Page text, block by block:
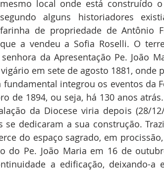
mesmo local onde está construído
segundo alguns historiadores
farinha de propriedade de Antônio
que a vendeu a Sofia Roselli. O
da Apresentação Pe. João
em sete de agosto 1881, onde
integrou os eventos da
de 1894, ou seja, há 130 anos
da Diocese viria depois (28/
dedicaram a sua construção.
do espaço sagrado, em
do Pe. João Maria em 16 de
a edificação, deixando-a